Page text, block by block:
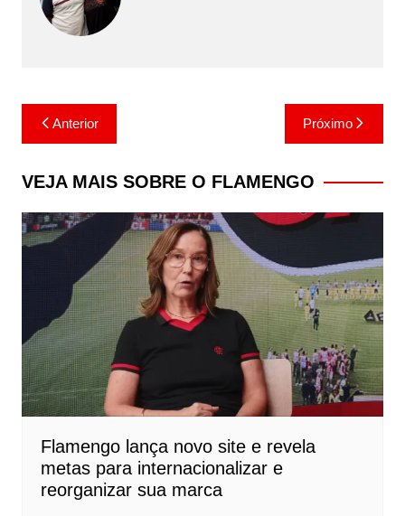
Navegação
de
Post
Anterior Próximo
VEJA MAIS SOBRE O FLAMENGO
Flamengo lança novo site e revela
metas para internacionalizar e
reorganizar sua marca